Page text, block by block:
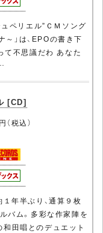
ペリエル”ＣＭソング
」は、EPOの書き下
て不思議だわ あなた
[CD]
税込）
年半ぶり、通算９枚
バム。多彩な作家陣を
田唱とのデュエット